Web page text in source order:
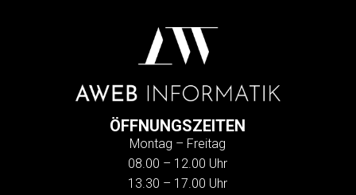
ÖFFNUNGSZEITEN
Montag – Freitag
08.00 – 12.00 Uhr
13.30 – 17.00 Uhr